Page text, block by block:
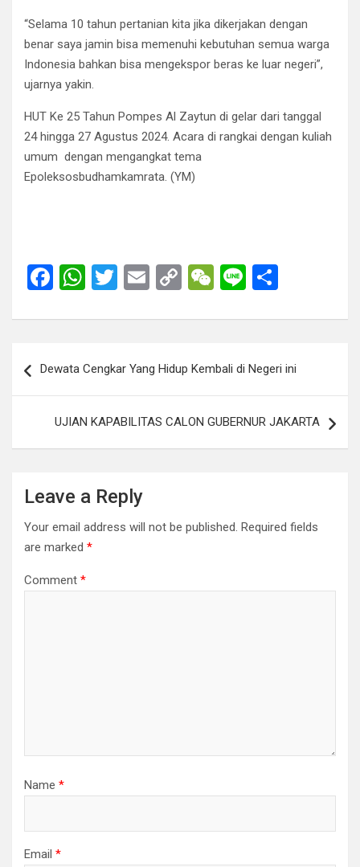
“Selama 10 tahun pertanian kita jika dikerjakan dengan
benar saya jamin bisa memenuhi kebutuhan semua warga
Indonesia bahkan bisa mengekspor beras ke luar negeri”,
ujarnya yakin.
HUT Ke 25 Tahun Pompes Al Zaytun di gelar dari tanggal
24 hingga 27 Agustus 2024. Acara di rangkai dengan kuliah
umum dengan mengangkat tema
Epoleksosbudhamkamrata. (YM)
F
ce
o
o
k
W
at
A
p
p
T
tt
E
ail
C
py
n
k
W
C
at
Li
e
ar
navigation
Dewata Cengkar Yang Hidup Kembali di Negeri ini
UJIAN KAPABILITAS CALON GUBERNUR JAKARTA
Leave a Reply
Your email address will not be published. Required fields
are marked *
Comment *
Name *
Email *